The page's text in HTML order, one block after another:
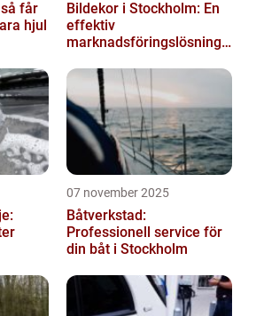
får
hjul
Bildekor i Stockholm: En
effektiv
marknadsföringslösning
07 november 2025
Båtverkstad:
Professionell service för
din båt i Stockholm